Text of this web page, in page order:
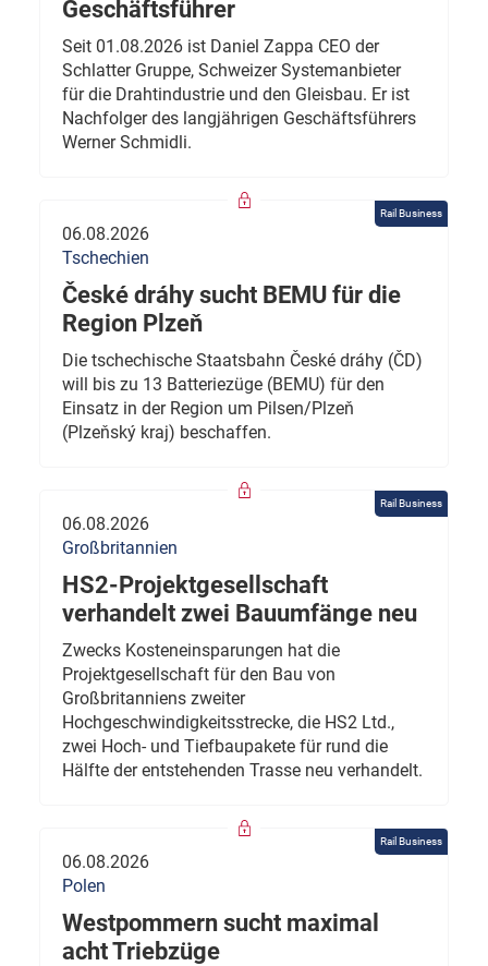
Geschäftsführer
Seit 01.08.2026 ist Daniel Zappa CEO der
Schlatter Gruppe, Schweizer Systemanbieter
für die Drahtindustrie und den Gleisbau. Er ist
Nachfolger des langjährigen Geschäftsführers
Werner Schmidli.
Rail Business
06.08.2026
Tschechien
České dráhy sucht BEMU für die
Region Plzeň
Die tschechische Staatsbahn České dráhy (ČD)
will bis zu 13 Batteriezüge (BEMU) für den
Einsatz in der Region um Pilsen/Plzeň
(Plzeňský kraj) beschaffen.
Rail Business
06.08.2026
Großbritannien
HS2-Projektgesellschaft
verhandelt zwei Bauumfänge neu
Zwecks Kosteneinsparungen hat die
Projektgesellschaft für den Bau von
Großbritanniens zweiter
Hochgeschwindigkeitsstrecke, die HS2 Ltd.,
zwei Hoch- und Tiefbaupakete für rund die
Hälfte der entstehenden Trasse neu verhandelt.
Rail Business
06.08.2026
Polen
Westpommern sucht maximal
acht Triebzüge